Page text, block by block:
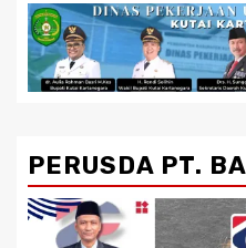
PERUSDA PT.